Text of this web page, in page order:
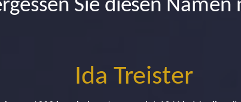
Sie diesen Namen
Ida Treister